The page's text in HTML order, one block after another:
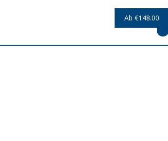
Ab €148.00